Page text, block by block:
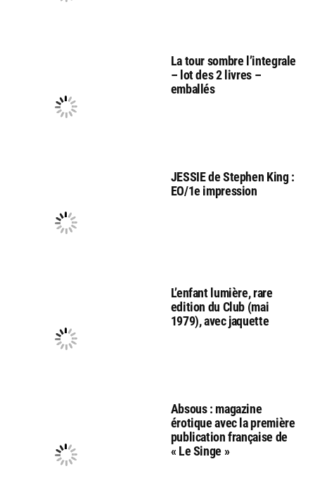
La tour sombre l’integrale
– lot des 2 livres –
emballés
JESSIE de Stephen King :
EO/1e impression
L’enfant lumière, rare
edition du Club (mai
1979), avec jaquette
Absous : magazine
érotique avec la première
publication française de
« Le Singe »